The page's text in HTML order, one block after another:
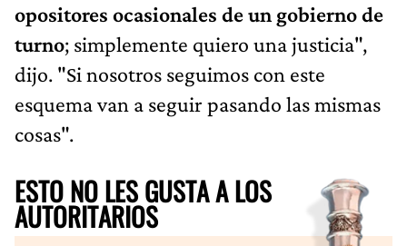
opositores ocasionales de un gobierno de
turno; simplemente quiero una justicia",
dijo. "Si nosotros seguimos con este
esquema van a seguir pasando las mismas
cosas".
ESTO NO LES GUSTA A LOS
AUTORITARIOS